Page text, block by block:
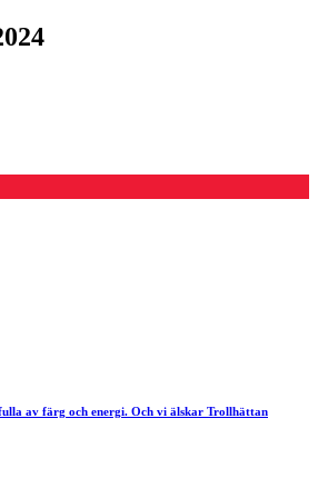
av färg och energi. Och vi älskar Trollhättan